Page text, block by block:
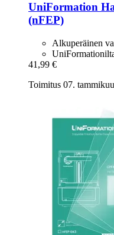
UniFormation
(nFEP)
Alkuperäinen
41,99 €
Toimitus 07.